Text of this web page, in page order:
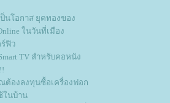
นโอกาส ยุคทองของ
ในวันที่เมือง
ร์ฟิว
TV สำหรับคอหนัง
ต้องลงทุนซื้อเครื่องฟอก
ในบ้าน